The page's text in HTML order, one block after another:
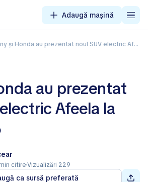
Adaugă mașină
și Honda au prezentat noul SUV electric Afeela la CES 2026
au prezentat
Afeela la
citireVizualizări 229
ca sursă preferată